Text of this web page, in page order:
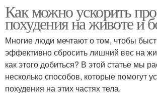
Как можно ускорить
похудения на животе и
Многие люди мечтают о том, чтобы
эффективно сбросить лишний вес на
как этого добиться? В этой статье мы
несколько способов, которые помогут
похудения на этих частях тела.